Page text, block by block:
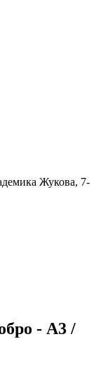
Жукова, 7-
- А3 /